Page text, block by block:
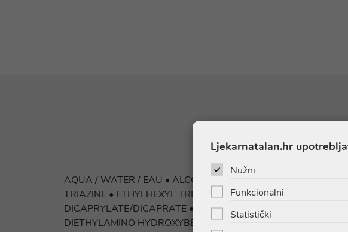
AQUA / WATER / EAU • ALCOHOL DENAT. • DIISOPROPYL
TRIAZINE • ETHYLHEXYL TRIAZONE • BUTYL
DICAPRYLATE/DICAPRATE • POTASSIUM CETYL
DIETHYLAMINO HYDROXYBENZOYL HEXYL BENZOATE •
Ljekarnatalan.hr
Nužni
Funkcionalni
Statistički